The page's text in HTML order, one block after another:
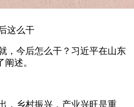
这么干
，今后怎么干？习近平在山东
述。
，乡村振兴，产业兴旺是重